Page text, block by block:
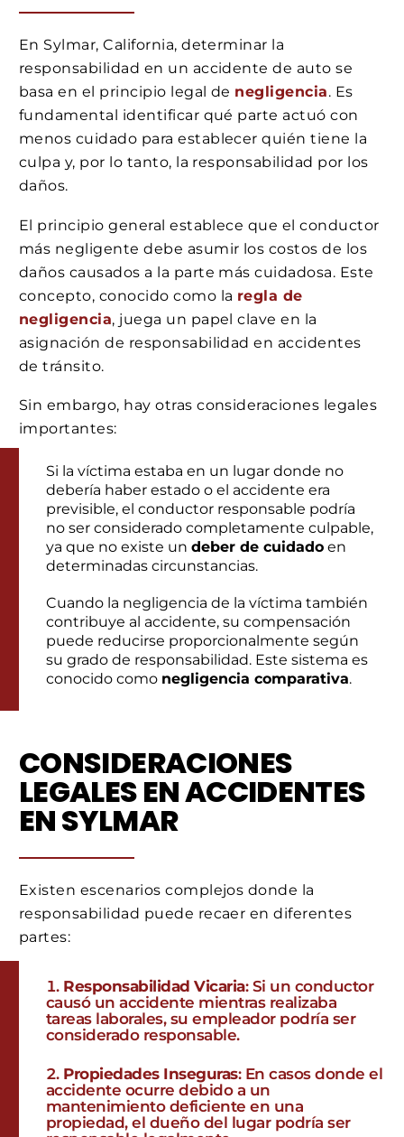
En Sylmar, California, determinar la
responsabilidad en un accidente de auto se
basa en el principio legal de negligencia. Es
fundamental identificar qué parte actuó con
menos cuidado para establecer quién tiene la
culpa y, por lo tanto, la responsabilidad por los
daños.
El principio general establece que el conductor
más negligente debe asumir los costos de los
daños causados a la parte más cuidadosa. Este
concepto, conocido como la regla de
negligencia, juega un papel clave en la
asignación de responsabilidad en accidentes
de tránsito.
Sin embargo, hay otras consideraciones legales
importantes:
Si la víctima estaba en un lugar donde no
debería haber estado o el accidente era
previsible, el conductor responsable podría
no ser considerado completamente culpable,
ya que no existe un deber de cuidado en
determinadas circunstancias.
Cuando la negligencia de la víctima también
contribuye al accidente, su compensación
puede reducirse proporcionalmente según
su grado de responsabilidad. Este sistema es
conocido como negligencia comparativa.
CONSIDERACIONES
LEGALES EN ACCIDENTES
EN SYLMAR
Existen escenarios complejos donde la
responsabilidad puede recaer en diferentes
partes:
Responsabilidad Vicaria: Si un conductor
causó un accidente mientras realizaba
tareas laborales, su empleador podría ser
considerado responsable.
Propiedades Inseguras: En casos donde el
accidente ocurre debido a un
mantenimiento deficiente en una
propiedad, el dueño del lugar podría ser